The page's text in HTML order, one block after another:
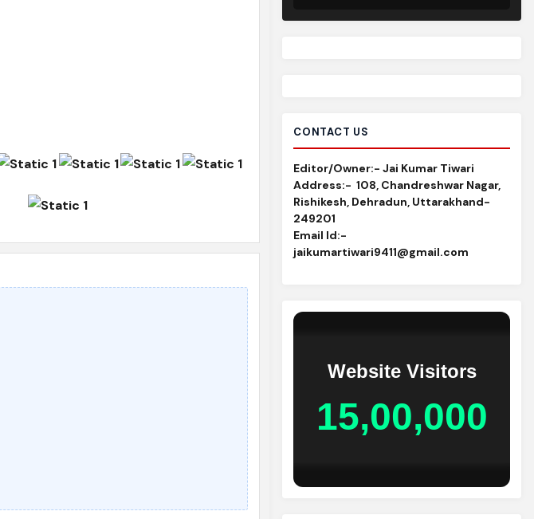
CONTACT US
Editor/Owner:- Jai Kumar Tiwari
Address:- 108, Chandreshwar Nagar,
Rishikesh, Dehradun, Uttarakhand-
249201
Email Id:-
jaikumartiwari9411@gmail.com